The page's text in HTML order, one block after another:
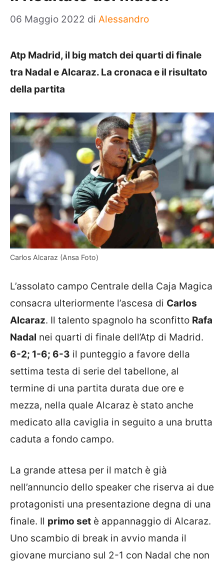
06 Maggio 2022 di Alessandro
Atp Madrid, il big match dei quarti di finale
tra Nadal e Alcaraz. La cronaca e il risultato
della partita
Carlos Alcaraz (Ansa Foto)
L’assolato campo Centrale della Caja Magica
consacra ulteriormente l’ascesa di Carlos
Alcaraz. Il talento spagnolo ha sconfitto Rafa
Nadal nei quarti di finale dell’Atp di Madrid.
6-2; 1-6; 6-3 il punteggio a favore della
settima testa di serie del tabellone, al
termine di una partita durata due ore e
mezza, nella quale Alcaraz è stato anche
medicato alla caviglia in seguito a una brutta
caduta a fondo campo.
La grande attesa per il match è già
nell’annuncio dello speaker che riserva ai due
protagonisti una presentazione degna di una
finale. Il primo set è appannaggio di Alcaraz.
Uno scambio di break in avvio manda il
giovane murciano sul 2-1 con Nadal che non